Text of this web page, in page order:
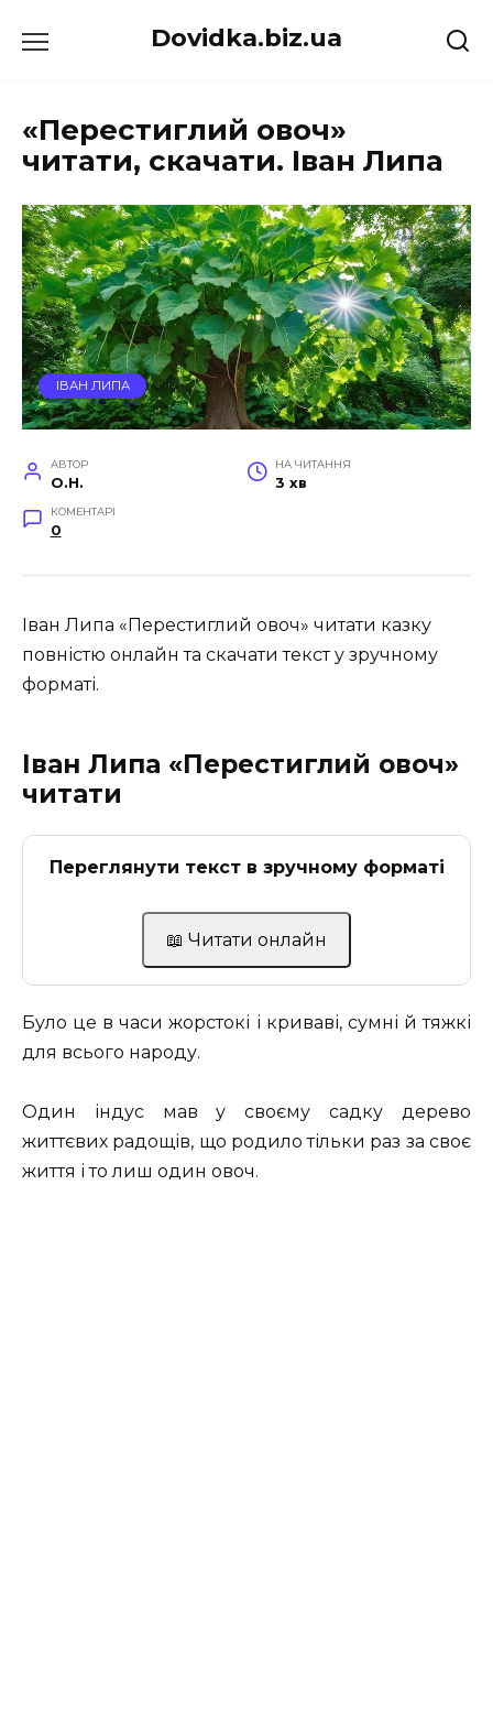
до
Dovidka.biz.ua
«Перестиглий овоч»
читати, скачати. Іван Липа
ІВАН ЛИПА
АВТОР
O.H.
НА ЧИТАННЯ
3 хв
КОМЕНТАРІ
0
Іван Липа «Перестиглий овоч» читати казку
повністю онлайн та скачати текст у зручному
форматі.
Іван Липа «Перестиглий овоч»
читати
Переглянути текст в зручному форматі
📖 Читати онлайн
Було це в часи жорстокі і криваві, сумні й тяжкі
для всього народу.
Один індус мав у своєму садку дерево
життєвих радощів, що родило тільки раз за своє
життя і то лиш один овоч.